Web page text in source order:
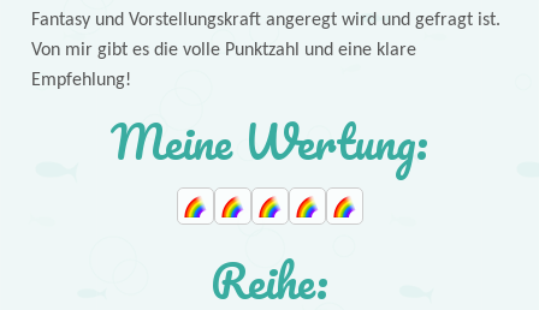
Fantasy und Vorstellungskraft angeregt wird und gefragt ist.
Von mir gibt es die volle Punktzahl und eine klare
Empfehlung!
Meine Wertung:
Reihe: